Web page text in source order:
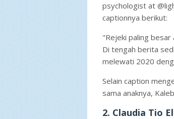
psychologist at
captionnya berikut:
"Rejeki paling
Di tengah berita
melewati 2020
Selain caption
sama anaknya,
2. Claudia Tio